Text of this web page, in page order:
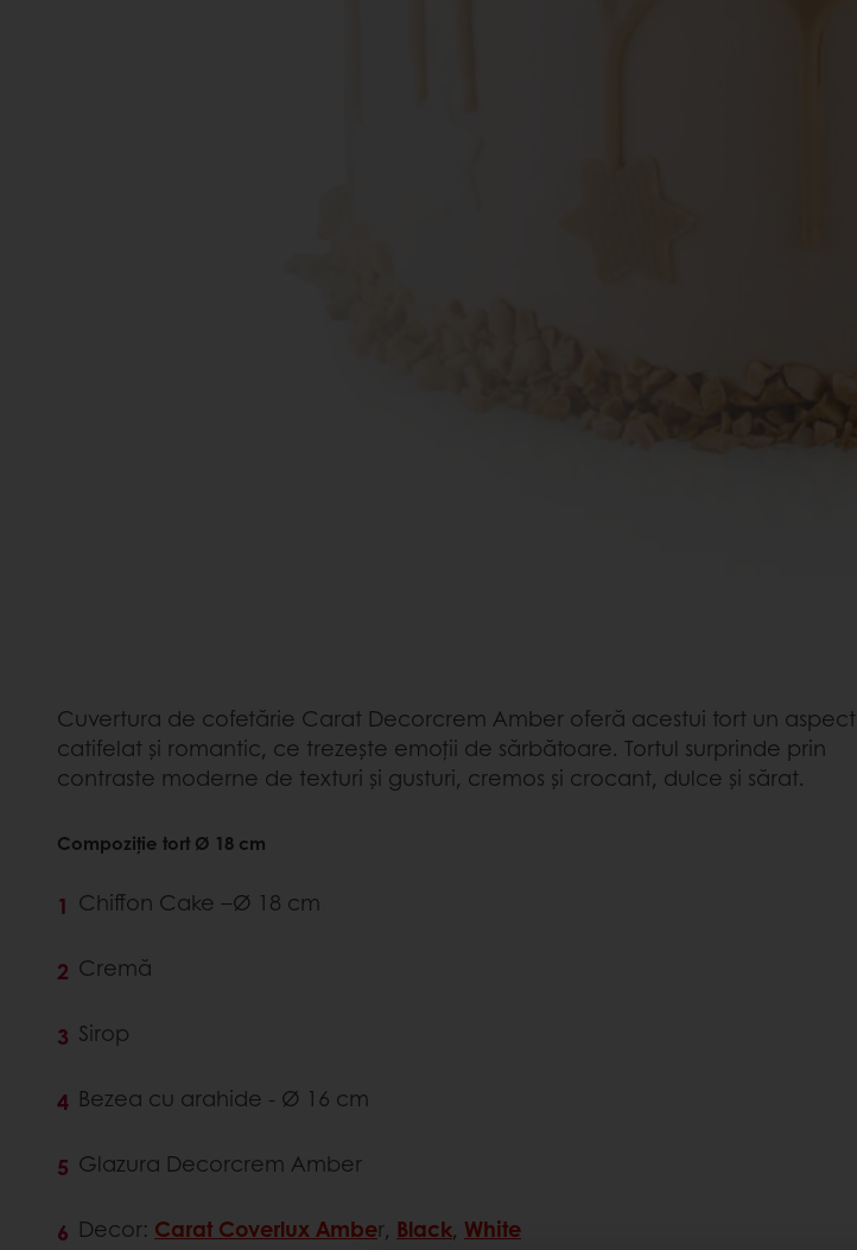
Cuvertura de cofetărie Carat Decorcrem Amber oferă acestui tort un aspect
catifelat și romantic, ce trezește emoții de sărbătoare. Tortul surprinde prin
contraste moderne de texturi și gusturi, cremos și crocant, dulce și sărat.
Compoziție tort Ø 18 cm
Chiffon Cake –Ø 18 cm
Cremă
Sirop
Bezea cu arahide - Ø 16 cm
Glazura Decorcrem Amber
Decor: Carat Coverlux Amber, Black, White